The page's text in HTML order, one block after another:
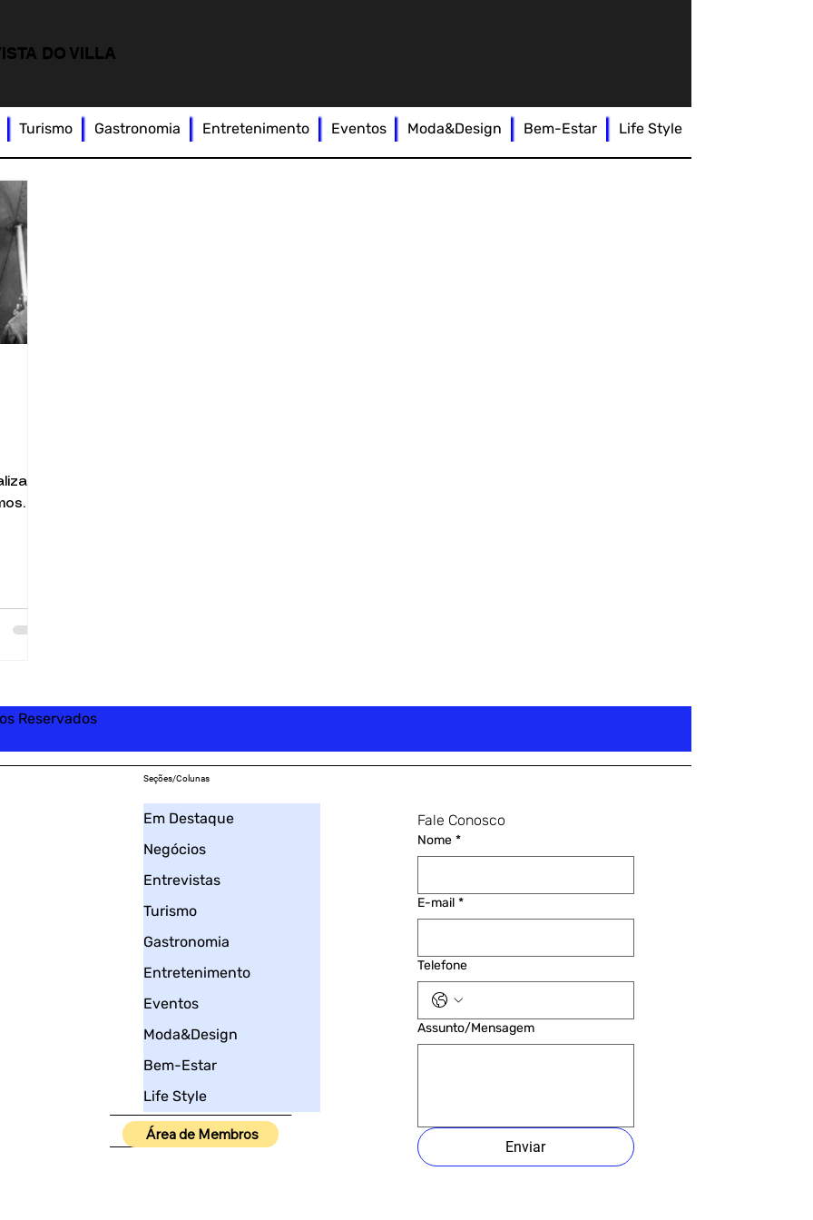
DO VILLA
Turismo Gastronomia Entretenimento Eventos Moda&Design Bem-Estar Life Style
Reservados
Fale Conosco
Nome *
E-mail *
Telefone
Assunto/Mensagem
Enviar
Seções/Colunas
Em Destaque
Negócios
Entrevistas
Turismo
Gastronomia
Entretenimento
Eventos
Moda&Design
Bem-Estar
Life Style
____________________
_____Área de Membros